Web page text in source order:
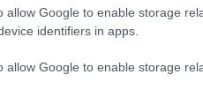
allow Google to enable storage
identifiers in apps.
allow Google to enable storage
.